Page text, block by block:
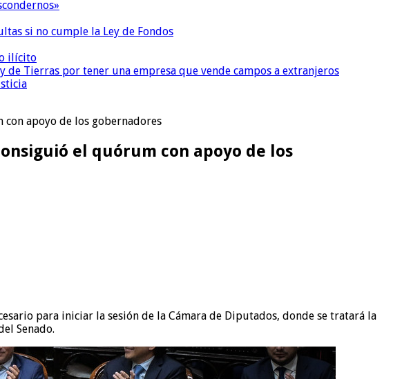
si no cumple la Ley de Fondos
ilícito
de Tierras por tener una empresa que vende campos a extranjeros
apoyo de los gobernadores
el quórum con apoyo de los
para iniciar la sesión de la Cámara de Diputados, donde se tratará la
Senado.